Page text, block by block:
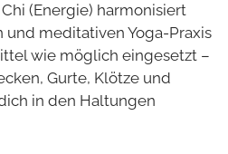
(Energie) harmonisiert
und meditativen Yoga-Praxis
wie möglich eingesetzt –
Gurte, Klötze und
in den Haltungen